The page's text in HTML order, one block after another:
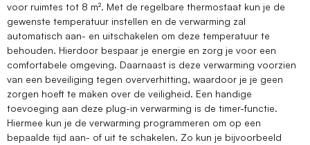
voor ruimtes tot 8 m². Met de regelbare thermostaat kun je de
gewenste temperatuur instellen en de verwarming zal
automatisch aan- en uitschakelen om deze temperatuur te
behouden. Hierdoor bespaar je energie en zorg je voor een
comfortabele omgeving. Daarnaast is deze verwarming voorzien
van een beveiliging tegen oververhitting, waardoor je je geen
zorgen hoeft te maken over de veiligheid. Een handige
toevoeging aan deze plug-in verwarming is de timer-functie.
Hiermee kun je de verwarming programmeren om op een
bepaalde tijd aan- of uit te schakelen. Zo kun je bijvoorbeeld